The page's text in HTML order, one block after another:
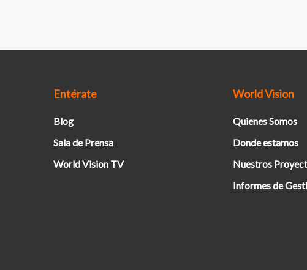
Entérate
Blog
Sala de Prensa
World Vision TV
World Vision
Quienes Somos
Donde estamos
Nuestros
Informes de